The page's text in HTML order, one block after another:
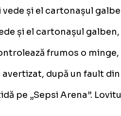
și el cartonașul
și el cartonașul
frumos o
după un fault
pe „Sepsi Arena”.